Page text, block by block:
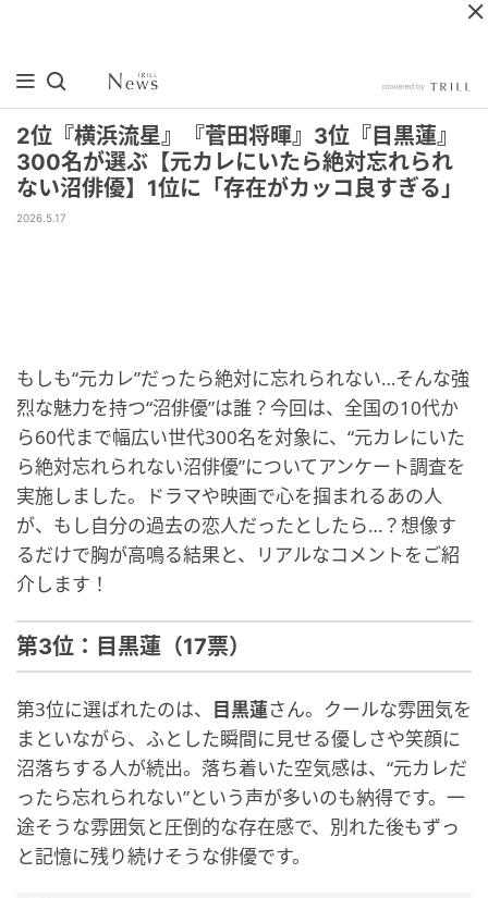
2位『横浜流星』『菅田将暉』3位『目黒蓮』
300名が選ぶ【元カレにいたら絶対忘れられ
ない沼俳優】1位に「存在がカッコ良すぎる」
2026.5.17
もしも“元カレ”だったら絶対に忘れられない…そんな強
烈な魅力を持つ“沼俳優”は誰？今回は、全国の10代か
ら60代まで幅広い世代300名を対象に、“元カレにいた
ら絶対忘れられない沼俳優”についてアンケート調査を
実施しました。ドラマや映画で心を掴まれるあの人
が、もし自分の過去の恋人だったとしたら…？想像す
るだけで胸が高鳴る結果と、リアルなコメントをご紹
介します！
第3位：目黒蓮（17票）
第3位に選ばれたのは、 目黒蓮さん。クールな雰囲気を
まといながら、ふとした瞬間に見せる優しさや笑顔に
沼落ちする人が続出。落ち着いた空気感は、“元カレだ
ったら忘れられない”という声が多いのも納得です。一
途そうな雰囲気と圧倒的な存在感で、別れた後もずっ
と記憶に残り続けそうな俳優です。